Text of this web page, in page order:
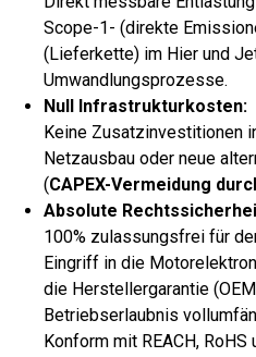
Scope-1- (direkte
(Lieferkette) im Hier und
Umwandlungsprozesse.
Null Infrastrukturkosten:
Keine Zusatzinvestitionen
Netzausbau oder neue
(CAPEX-Vermeidung
Absolute
100% zulassungsfrei für
Eingriff in die
die Herstellergarantie
Betriebserlaubnis
Konform mit REACH, RoHS